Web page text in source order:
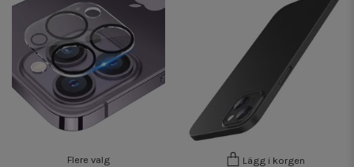
Flere valg Lägg i korgen